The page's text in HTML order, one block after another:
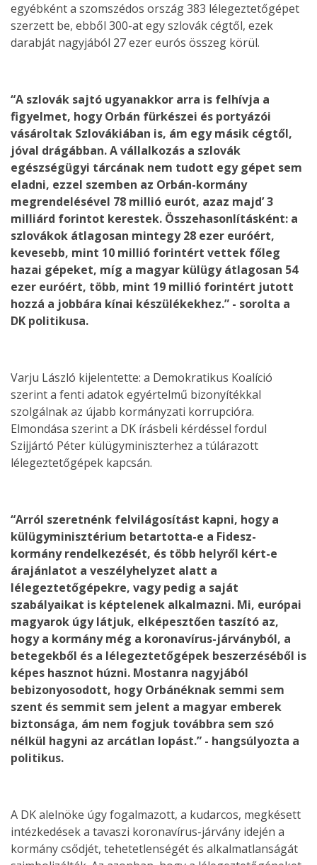
egyébként a szomszédos ország 383 lélegeztetőgépet
szerzett be, ebből 300-at egy szlovák cégtől, ezek
darabját nagyjából 27 ezer eurós összeg körül.
“A szlovák sajtó ugyanakkor arra is felhívja a
figyelmet, hogy Orbán fürkészei és portyázói
vásároltak Szlovákiában is, ám egy másik cégtől,
jóval drágábban. A vállalkozás a szlovák
egészségügyi tárcának nem tudott egy gépet sem
eladni, ezzel szemben az Orbán-kormány
megrendelésével 78 millió eurót, azaz majd’ 3
milliárd forintot kerestek. Összehasonlításként: a
szlovákok átlagosan mintegy 28 ezer euróért,
kevesebb, mint 10 millió forintért vettek főleg
hazai gépeket, míg a magyar külügy átlagosan 54
ezer euróért, több, mint 19 millió forintért jutott
hozzá a jobbára kínai készülékekhez.” - sorolta a
DK politikusa.
Varju László kijelentette: a Demokratikus Koalíció
szerint a fenti adatok egyértelmű bizonyítékkal
szolgálnak az újabb kormányzati korrupcióra.
Elmondása szerint a DK írásbeli kérdéssel fordul
Szijjártó Péter külügyminiszterhez a túlárazott
lélegeztetőgépek kapcsán.
“Arról szeretnénk felvilágosítást kapni, hogy a
külügyminisztérium betartotta-e a Fidesz-
kormány rendelkezését, és több helyről kért-e
árajánlatot a veszélyhelyzet alatt a
lélegeztetőgépekre, vagy pedig a saját
szabályaikat is képtelenek alkalmazni. Mi, európai
magyarok úgy látjuk, elképesztően taszító az,
hogy a kormány még a koronavírus-járványból, a
betegekből és a lélegeztetőgépek beszerzéséből is
képes hasznot húzni. Mostanra nagyjából
bebizonyosodott, hogy Orbánéknak semmi sem
szent és semmit sem jelent a magyar emberek
biztonsága, ám nem fogjuk továbbra sem szó
nélkül hagyni az arcátlan lopást.” - hangsúlyozta a
politikus.
A DK alelnöke úgy fogalmazott, a kudarcos, megkésett
intézkedések a tavaszi koronavírus-járvány idején a
kormány csődjét, tehetetlenségét és alkalmatlanságát